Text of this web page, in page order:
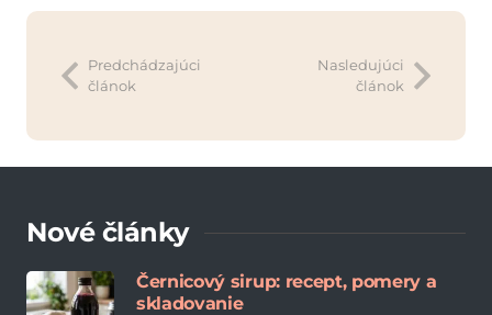
Predchádzajúci
článok
Nasledujúci
článok
Nové články
Černicový sirup: recept, pomery a
skladovanie